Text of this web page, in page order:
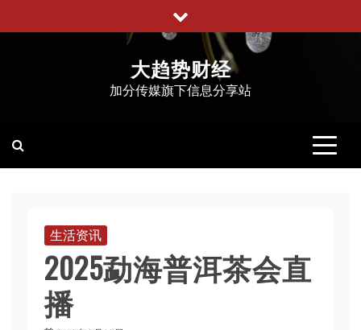
至
大趋势财经
加分传媒旗下信息分享站
生活资讯
2025勐海普洱茶会直
播